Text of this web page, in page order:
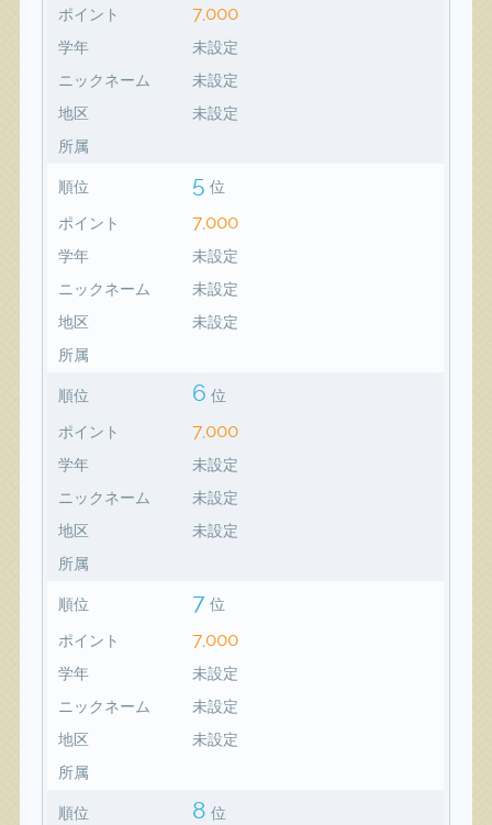
ポイント 7,000
学年
未設定
ニックネーム
未設定
地区
未設定
所属
順位 5 位
ポイント 7,000
学年
未設定
ニックネーム
未設定
地区
未設定
所属
順位 6 位
ポイント 7,000
学年
未設定
ニックネーム
未設定
地区
未設定
所属
順位 7 位
ポイント 7,000
学年
未設定
ニックネーム
未設定
地区
未設定
所属
順位 8 位